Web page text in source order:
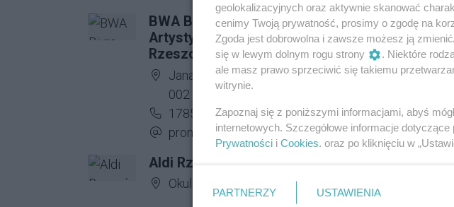
BWA Biuro Wystaw
Artystycznych w
Rzeszowie
Adres firmy:
Jana III Sobieskiego 18, 35-
002 Rzeszów
Numer telefonu firmy:
178533667
Adres e-mail firmy:
promocja@bwa.rzeszow.pl
Adres
Numer
Aldi Rzeszów
Adres firmy:
Okulickiego 10
geolokalizacyjnych oraz aktywnie skanować
cenimy Twoją prywatność, prosimy o zgodę na
Zgoda jest dobrowolna i zawsze możesz ją
się w lewym dolnym rogu strony
. Niektóre
ale masz prawo sprzeciwić się takiemu
witrynie.
Zapoznaj się z poniższymi informacjami, abyś
internetowych. Szczegółowe informacje
Prywatności i Cookies . oraz po kliknięciu w
PARTNERZY USTAWIENIA